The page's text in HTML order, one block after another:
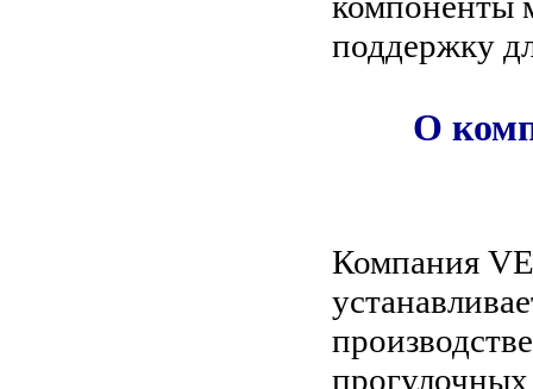
поддержку
О
Компания